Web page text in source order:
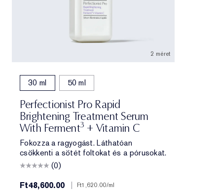
2 méret
30 ml 50 ml
Perfectionist Pro Rapid
Brightening Treatment Serum
With Ferment3 + Vitamin C
Fokozza a ragyogást. Láthatóan
csökkenti a sötét foltokat és a pórusokat.
(0)
Ft48,600.00
| Ft1,620.00/ml